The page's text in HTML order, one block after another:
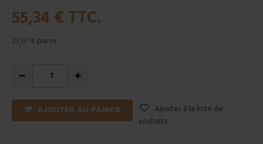
55,34 € TTC.
27,67 € par m
AJOUTER AU PANIER
Ajouter à la liste de
souhaits